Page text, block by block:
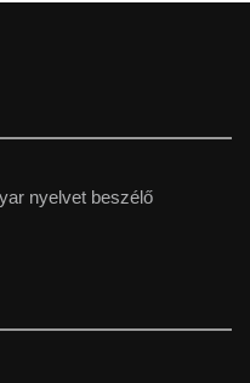
nyelvet beszélő